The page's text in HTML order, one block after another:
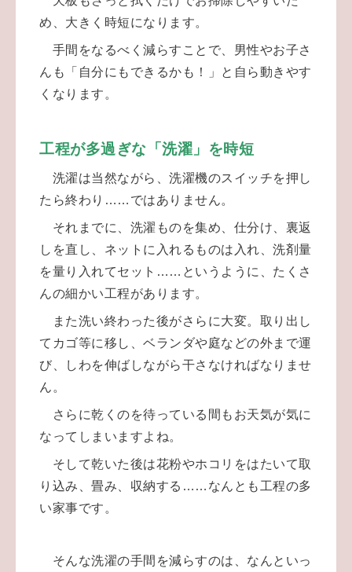
め、大きく時短になります。
手間をなるべく減らすことで、男性やお子さ
んも「自分にもできるかも！」と自ら動きやす
くなります。
工程が多過ぎな「洗濯」を時短
洗濯は当然ながら、洗濯機のスイッチを押し
たら終わり……ではありません。
それまでに、洗濯ものを集め、仕分け、裏返
しを直し、ネットに入れるものは入れ、洗剤量
を量り入れてセット……というように、たくさ
んの細かい工程があります。
また洗い終わった後がさらに大変。取り出し
てカゴ等に移し、ベランダや庭などの外まで運
び、しわを伸ばしながら干さなければなりませ
ん。
さらに乾くのを待っている間もお天気が気に
なってしまいますよね。
そして乾いた後は花粉やホコリをはたいて取
り込み、畳み、収納する……なんとも工程の多
い家事です。
そんな洗濯の手間を減らすのは、なんといっ